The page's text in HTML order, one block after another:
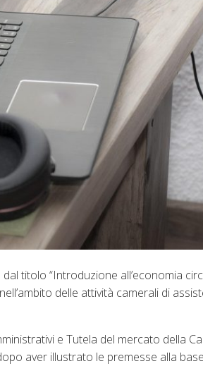
titolo “Introduzione all’economia
delle attività camerali di
e Tutela del mercato della
aver illustrato le premesse alla